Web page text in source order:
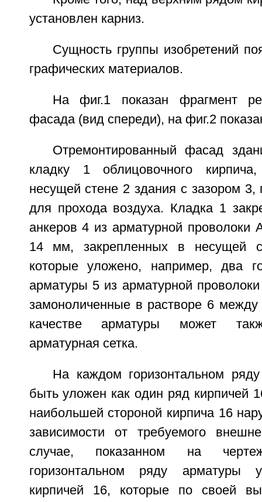
установлен карниз.
Сущность группы изобретений
графических материалов.
На фиг.1 показан фрагмент
фасада (вид спереди), на фиг.2
Отремонтированный фасад
кладку 1 облицовочного
несущей стене 2 здания с зазором
для прохода воздуха. Кладка 1
анкеров 4 из арматурной проволоки
14 мм, закрепленных в несущей
которые уложено, например, два
арматуры 5 из арматурной
замоноличенные в растворе 6
качестве арматуры может
арматурная сетка.
На каждом горизонтальном
быть уложен как один ряд кирпичей
наибольшей стороной кирпича 16
зависимости от требуемого
случае, показанном на
горизонтальном ряду арматуры
кирпичей 16, которые по своей